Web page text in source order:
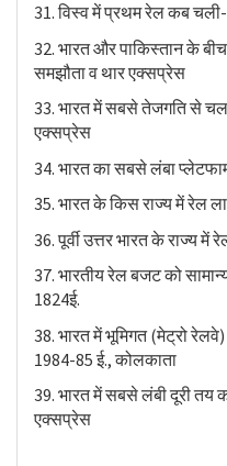
31. विस्व में प्रथम रेल कब
32. भारत और पाकिस्तान के
समझौता व थार एक्सप्रेस
33. भारत में सबसे तेजगति से
एक्सप्रेस
34. भारत का सबसे लंबा
35. भारत के किस राज्य में रेल
36. पूर्वी उत्तर भारत के राज्य में
37. भारतीय रेल बजट को
1824ई.
38. भारत में भूमिगत (मेट्रो
1984-85 ई., कोलकाता
39. भारत में सबसे लंबी दूरी तय
एक्सप्रेस